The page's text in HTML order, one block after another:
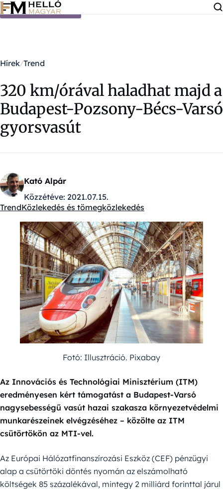
Ugrás a tartalomra
Hírek Trend
320 km/órával haladhat majd a
Budapest-Pozsony-Bécs-Varsó
gyorsvasút
Kató Alpár
Közzétéve: 2021.07.15.
Kategóriák:
TrendKözlekedés és tömegközlekedés
Fotó: Illusztráció. Pixabay
Az Innovációs és Technológiai Minisztérium (ITM)
eredményesen kért támogatást a Budapest-Varsó
nagysebességű vasút hazai szakasza környezetvédelmi
munkarészeinek elvégzéséhez – közölte az ITM
csütörtökön az MTI-vel.
Az Európai Hálózatfinanszírozási Eszköz (CEF) pénzügyi
alap a csütörtöki döntés nyomán az elszámolható
költségek 85 százalékával, mintegy 2 milliárd forinttal járul